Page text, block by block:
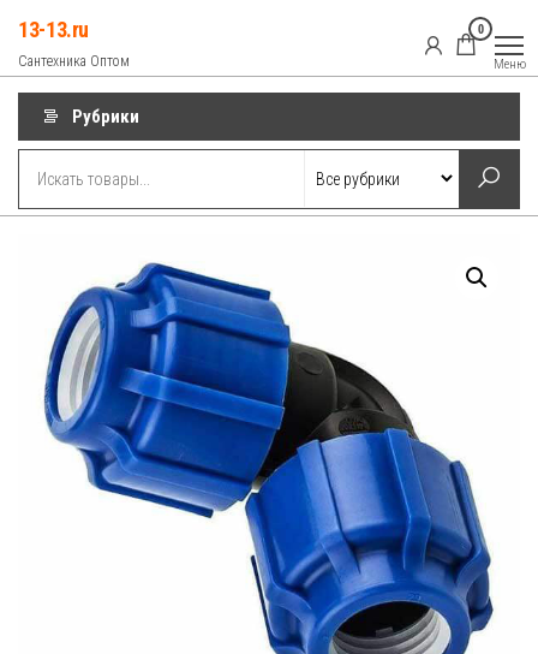
содержимому
13-13.ru
Сантехника Оптом
0
Меню
Рубрики